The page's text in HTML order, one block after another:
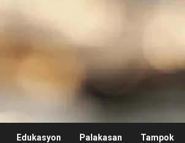
Edukasyon Palakasan Tampok